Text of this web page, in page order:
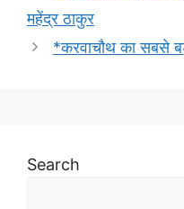
महेंद्र ठाकुर
*करवाचौथ का सबसे
Search